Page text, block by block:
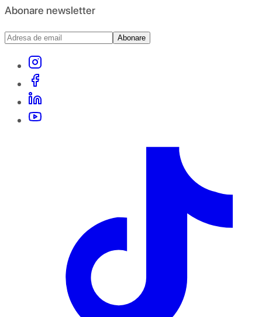
Abonare newsletter
Abonare